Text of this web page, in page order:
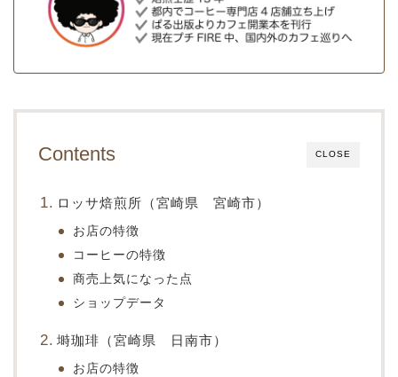
CLOSE
Contents
ロッサ焙煎所（宮崎県 宮崎市）
お店の特徴
コーヒーの特徴
商売上気になった点
ショップデータ
塒珈琲（宮崎県 日南市）
お店の特徴